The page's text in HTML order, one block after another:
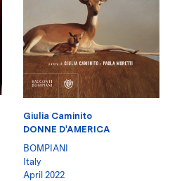
Giulia Caminito
DONNE D'AMERICA
BOMPIANI
Italy
April 2022